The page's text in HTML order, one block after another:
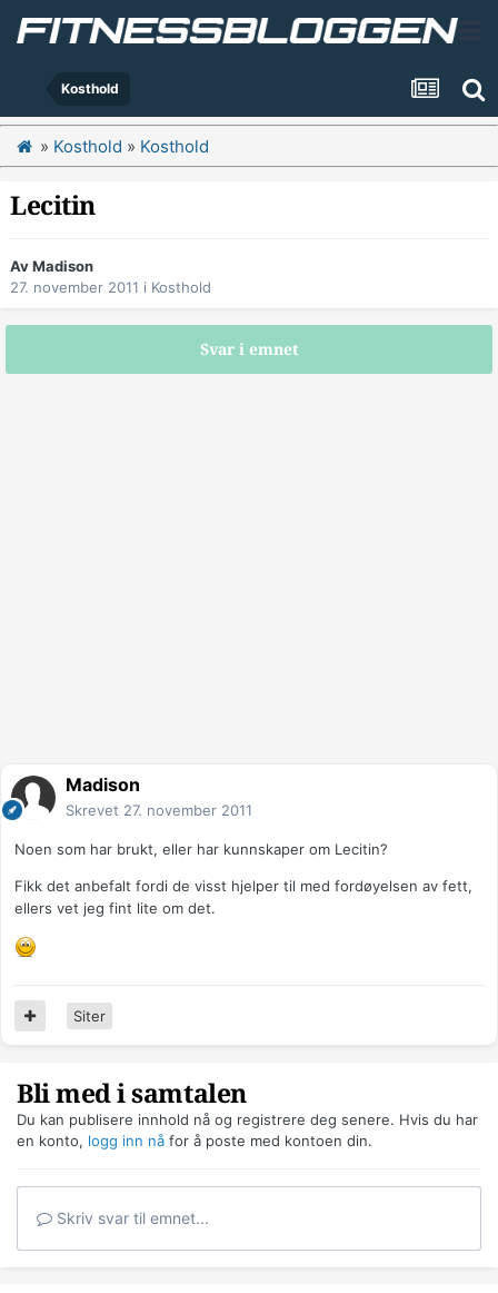
Kosthold
» Kosthold » Kosthold
Lecitin
AvMadison
27. november 2011 i Kosthold
Svar i emnet
Madison
Skrevet 27. november 2011
Noen som har brukt, eller har kunnskaper om Lecitin?
Fikk det anbefalt fordi de visst hjelper til med fordøyelsen av fett,
ellers vet jeg fint lite om det.
Siter
Bli med i samtalen
Du kan publisere innhold nå og registrere deg senere. Hvis du har
en konto, logg inn nå for å poste med kontoen din.
Skriv svar til emnet...